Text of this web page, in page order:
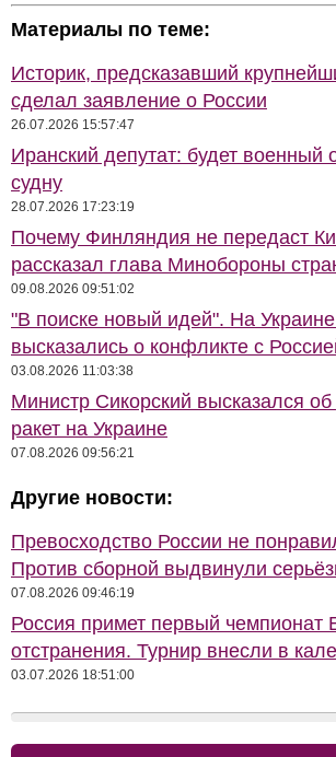
Материалы по теме:
Историк, предсказавший
сделал заявление о России
26.07.2026 15:57:47
Иранский депутат: будет военный
судну
28.07.2026 17:23:19
Почему Финляндия не передаст
рассказал глава Минобороны
09.08.2026 09:51:02
"В поиске новый идей". На
высказались о конфликте с
03.08.2026 11:03:38
Министр Сикорский высказался
ракет на Украине
07.08.2026 09:56:21
Другие новости:
Превосходство России не
Против сборной выдвинули
07.08.2026 09:46:19
Россия примет первый чемпионат
отстранения. Турнир внесли в
03.07.2026 18:51:00